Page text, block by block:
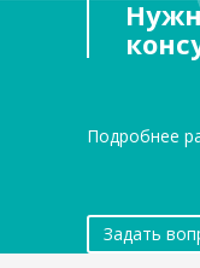
Подробнее
Задать